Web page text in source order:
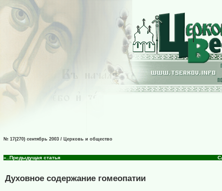
№ 17(270) сентябрь 2003 / Церковь и общество
«..Предыдущая статья
Духовное содержание гомеопатии